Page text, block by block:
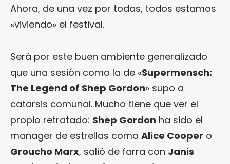
Ahora, de una vez por todas, todos estamos
«viviendo» el festival.
Será por este buen ambiente generalizado
que una sesión como la de «Supermensch:
The Legend of Shep Gordon» supo a
catarsis comunal. Mucho tiene que ver el
propio retratado: Shep Gordon ha sido el
manager de estrellas como Alice Cooper o
Groucho Marx, salió de farra con Janis